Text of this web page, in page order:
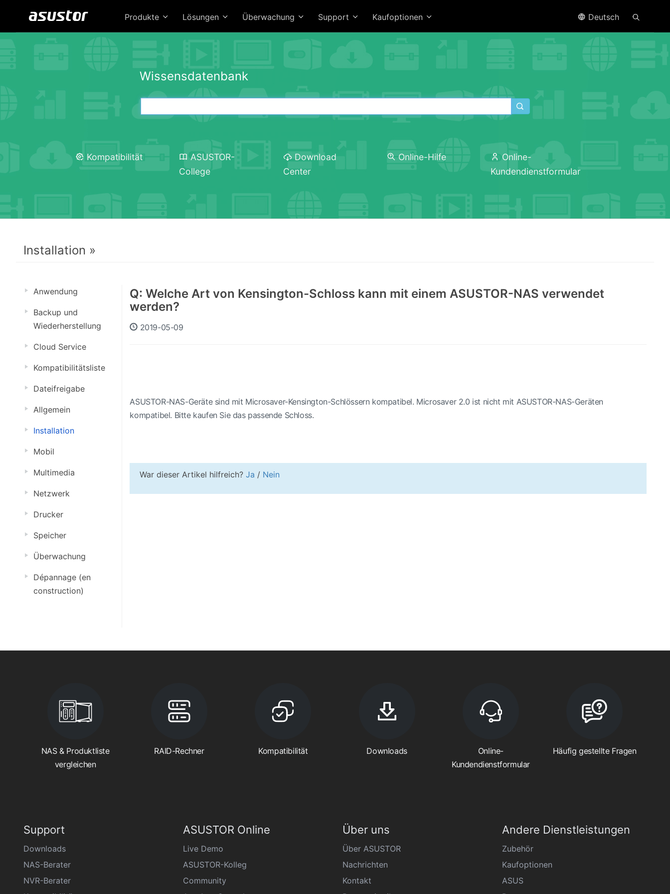
Produkte Lösungen Überwachung Support Kaufoptionen Deutsch
Wissensdatenbank
Kompatibilität
ASUSTOR-
College
Download
Center
Online-Hilfe
Online-
Kundendienstformular
Installation »
Anwendung
Backup und
Wiederherstellung
Cloud Service
Kompatibilitätsliste
Dateifreigabe
Allgemein
Installation
Mobil
Multimedia
Netzwerk
Drucker
Speicher
Überwachung
Dépannage (en
construction)
Q: Welche Art von Kensington-Schloss kann mit einem ASUSTOR-NAS verwendet
werden?
2019-05-09
ASUSTOR-NAS-Geräte sind mit Microsaver-Kensington-Schlössern kompatibel. Microsaver 2.0 ist nicht mit ASUSTOR-NAS-Geräten
kompatibel. Bitte kaufen Sie das passende Schloss.
War dieser Artikel hilfreich?Ja / Nein
NAS & Produktliste
vergleichen
RAID-Rechner Kompatibilität Downloads
Online-
Kundendienstformular
Häufig gestellte Fragen
Support
Downloads
NAS-Berater
NVR-Berater
ASUSTOR Online
Live Demo
ASUSTOR-Kolleg
Community
Über uns
Über ASUSTOR
Nachrichten
Kontakt
Andere Dienstleistungen
Zubehör
Kaufoptionen
ASUS